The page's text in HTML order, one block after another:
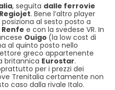
, seguita dalle ferrovie
. Bene l’altro player
posiziona al sesto posto a
Renfe e con la svedese VR. In
Ouigo (la low cost di
al quinto posto nello
greco appartenente
britannica Eurostar.
per i prezzi dei
Trenitalia certamente non
caso dalla rivale Italo.